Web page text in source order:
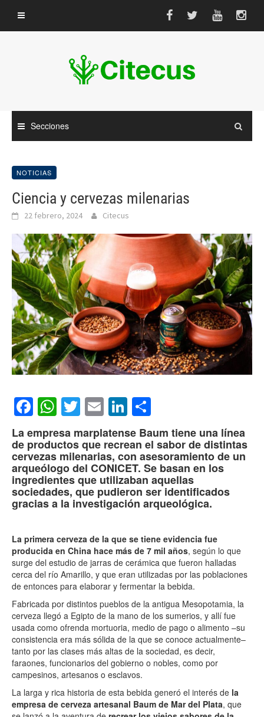
contenido
Secciones
NOTICIAS
Ciencia y cervezas milenarias
22 febrero, 2024 Citecus
Facebook
WhatsApp
Twitter
EmailLinkedIn
La empresa marplatense Baum tiene una línea
de productos que recrean el sabor de distintas
cervezas milenarias, con asesoramiento de un
arqueólogo del CONICET. Se basan en los
ingredientes que utilizaban aquellas
sociedades, que pudieron ser identificados
gracias a la investigación arqueológica.
La primera cerveza de la que se tiene evidencia fue
producida en China hace más de 7 mil años, según lo que
surge del estudio de jarras de cerámica que fueron halladas
cerca del río Amarillo, y que eran utilizadas por las poblaciones
de entonces para elaborar y fermentar la bebida.
Fabricada por distintos pueblos de la antigua Mesopotamia, la
cerveza llegó a Egipto de la mano de los sumerios, y allí fue
usada como ofrenda mortuoria, medio de pago o alimento –su
consistencia era más sólida de la que se conoce actualmente–
tanto por las clases más altas de la sociedad, es decir,
faraones, funcionarios del gobierno o nobles, como por
campesinos, artesanos o esclavos.
La larga y rica historia de esta bebida generó el interés de la
empresa de cerveza artesanal Baum de Mar del Plata, que